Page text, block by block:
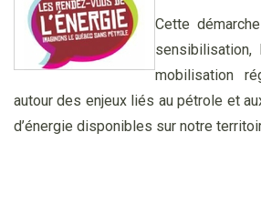
Cette
mobilisation
autour des enjeux liés au pétrole et
d’énergie disponibles sur notre